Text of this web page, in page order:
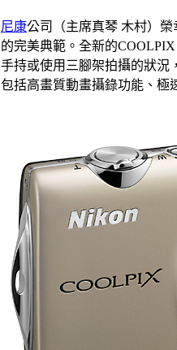
尼康公司（主席真琴 木村）
的完美典範。全新的
手持或使用三腳架拍攝的狀況
包括高畫質動畫攝錄功能、極